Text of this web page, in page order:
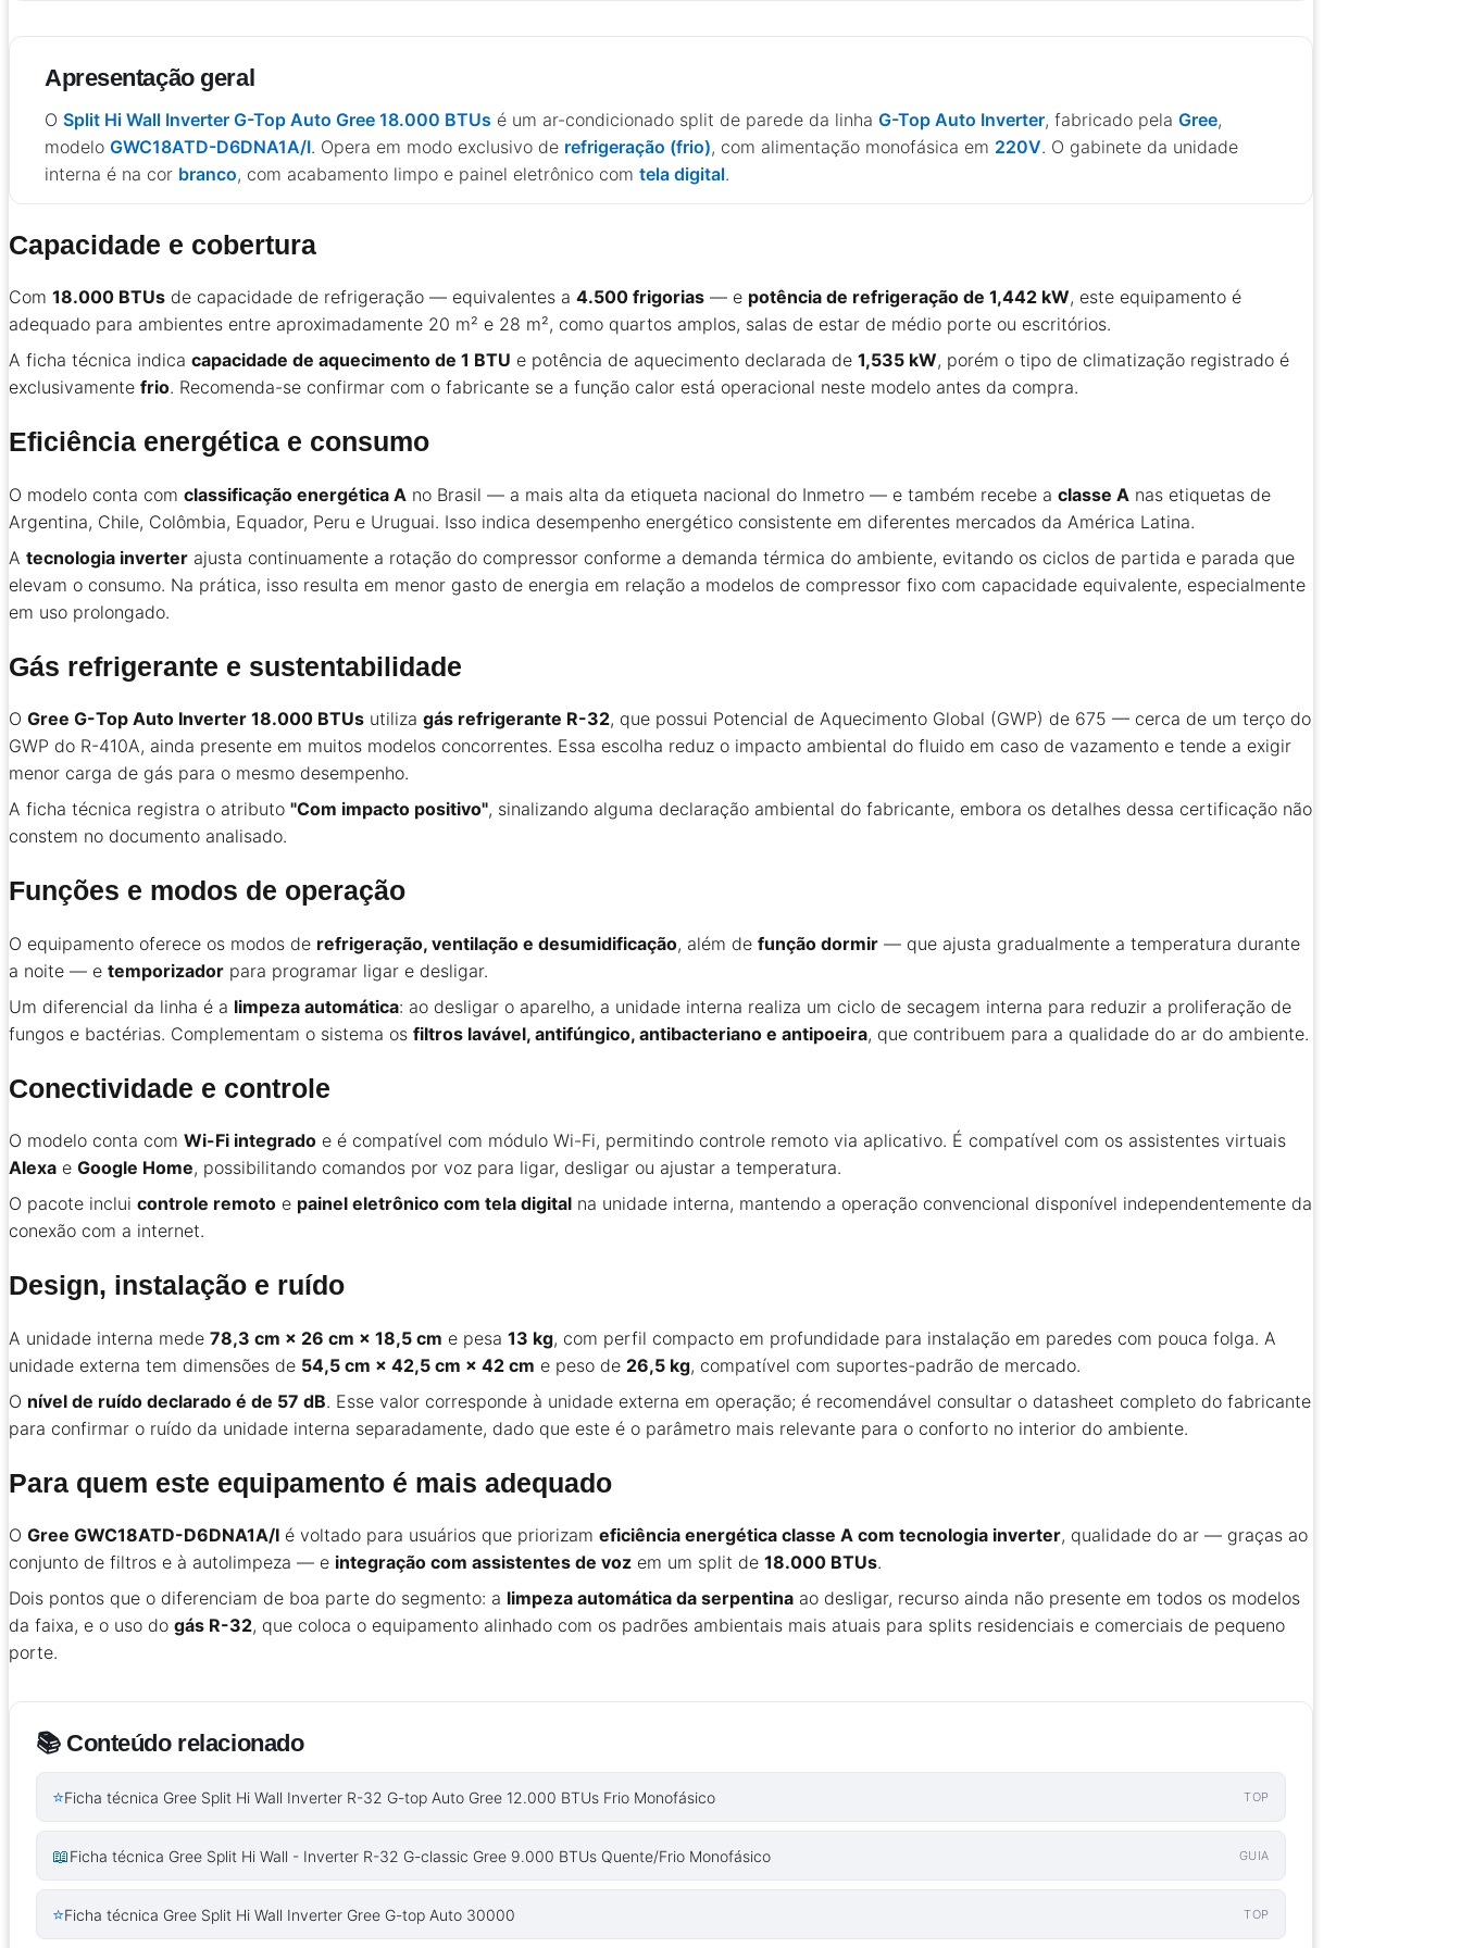
Apresentação geral
O Split Hi Wall Inverter G-Top Auto Gree 18.000 BTUs é um ar-condicionado split de parede da linha G-Top Auto Inverter, fabricado pela Gree,
modelo GWC18ATD-D6DNA1A/I. Opera em modo exclusivo de refrigeração (frio), com alimentação monofásica em 220V. O gabinete da unidade
interna é na cor branco, com acabamento limpo e painel eletrônico com tela digital.
Capacidade e cobertura
Com 18.000 BTUs de capacidade de refrigeração — equivalentes a 4.500 frigorias — e potência de refrigeração de 1,442 kW, este equipamento é
adequado para ambientes entre aproximadamente 20 m² e 28 m², como quartos amplos, salas de estar de médio porte ou escritórios.
A ficha técnica indica capacidade de aquecimento de 1 BTU e potência de aquecimento declarada de 1,535 kW, porém o tipo de climatização registrado é
exclusivamente frio. Recomenda-se confirmar com o fabricante se a função calor está operacional neste modelo antes da compra.
Eficiência energética e consumo
O modelo conta com classificação energética A no Brasil — a mais alta da etiqueta nacional do Inmetro — e também recebe a classe A nas etiquetas de
Argentina, Chile, Colômbia, Equador, Peru e Uruguai. Isso indica desempenho energético consistente em diferentes mercados da América Latina.
A tecnologia inverter ajusta continuamente a rotação do compressor conforme a demanda térmica do ambiente, evitando os ciclos de partida e parada que
elevam o consumo. Na prática, isso resulta em menor gasto de energia em relação a modelos de compressor fixo com capacidade equivalente, especialmente
em uso prolongado.
Gás refrigerante e sustentabilidade
O Gree G-Top Auto Inverter 18.000 BTUs utiliza gás refrigerante R-32, que possui Potencial de Aquecimento Global (GWP) de 675 — cerca de um terço do
GWP do R-410A, ainda presente em muitos modelos concorrentes. Essa escolha reduz o impacto ambiental do fluido em caso de vazamento e tende a exigir
menor carga de gás para o mesmo desempenho.
A ficha técnica registra o atributo "Com impacto positivo", sinalizando alguma declaração ambiental do fabricante, embora os detalhes dessa certificação não
constem no documento analisado.
Funções e modos de operação
O equipamento oferece os modos de refrigeração, ventilação e desumidificação, além de função dormir — que ajusta gradualmente a temperatura durante
a noite — e temporizador para programar ligar e desligar.
Um diferencial da linha é a limpeza automática: ao desligar o aparelho, a unidade interna realiza um ciclo de secagem interna para reduzir a proliferação de
fungos e bactérias. Complementam o sistema os filtros lavável, antifúngico, antibacteriano e antipoeira, que contribuem para a qualidade do ar do ambiente.
Conectividade e controle
O modelo conta com Wi-Fi integrado e é compatível com módulo Wi-Fi, permitindo controle remoto via aplicativo. É compatível com os assistentes virtuais
Alexa e Google Home, possibilitando comandos por voz para ligar, desligar ou ajustar a temperatura.
O pacote inclui controle remoto e painel eletrônico com tela digital na unidade interna, mantendo a operação convencional disponível independentemente da
conexão com a internet.
Design, instalação e ruído
A unidade interna mede 78,3 cm × 26 cm × 18,5 cm e pesa 13 kg, com perfil compacto em profundidade para instalação em paredes com pouca folga. A
unidade externa tem dimensões de 54,5 cm × 42,5 cm × 42 cm e peso de 26,5 kg, compatível com suportes-padrão de mercado.
O nível de ruído declarado é de 57 dB. Esse valor corresponde à unidade externa em operação; é recomendável consultar o datasheet completo do fabricante
para confirmar o ruído da unidade interna separadamente, dado que este é o parâmetro mais relevante para o conforto no interior do ambiente.
Para quem este equipamento é mais adequado
O Gree GWC18ATD-D6DNA1A/I é voltado para usuários que priorizam eficiência energética classe A com tecnologia inverter, qualidade do ar — graças ao
conjunto de filtros e à autolimpeza — e integração com assistentes de voz em um split de 18.000 BTUs.
Dois pontos que o diferenciam de boa parte do segmento: a limpeza automática da serpentina ao desligar, recurso ainda não presente em todos os modelos
da faixa, e o uso do gás R-32, que coloca o equipamento alinhado com os padrões ambientais mais atuais para splits residenciais e comerciais de pequeno
porte.
📚 Conteúdo relacionado
⭐Ficha técnica Gree Split Hi Wall Inverter R-32 G-top Auto Gree 12.000 BTUs Frio Monofásico TOP
📖Ficha técnica Gree Split Hi Wall - Inverter R-32 G-classic Gree 9.000 BTUs Quente/Frio Monofásico GUIA
⭐Ficha técnica Gree Split Hi Wall Inverter Gree G-top Auto 30000 TOP